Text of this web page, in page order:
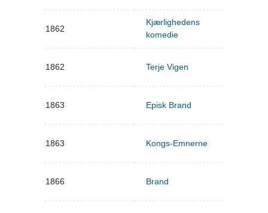
1862
Kjærlighedens
komedie
1862 Terje Vigen
1863 Episk Brand
1863 Kongs-Emnerne
1866 Brand